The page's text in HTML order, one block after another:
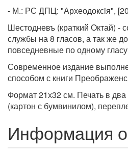
- М.: РС ДПЦ: "Археодоксiя",
Шестодневъ (краткий Октай) -
службы на 8 гласов, а так же
повседневные по одному
Современное издание
способом с книги
Формат 21х32 см. Печать в
(картон с бумвинилом),
Информация